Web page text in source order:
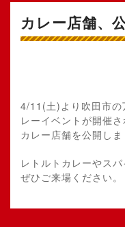
カレー店舗、
4/11(土)より吹田市の
レーイベントが開催さ
カレー店舗を公開しま
レトルトカレーやス
ぜひご来場ください。